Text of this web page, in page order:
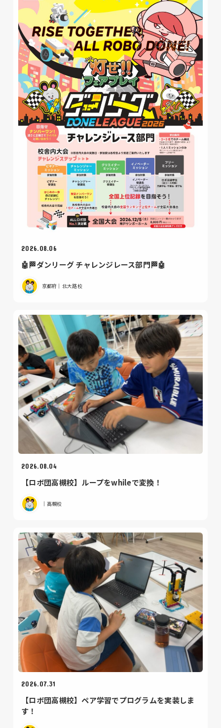
2026.08.06
🤖🏁ダンリーグ チャレンジレース部門🏁🤖
京都府｜北大路校
2026.08.04
【ロボ団高槻校】ループをwhileで変換！
｜高槻校
2026.07.31
【ロボ団高槻校】ペア学習でプログラムを実装しま
す！